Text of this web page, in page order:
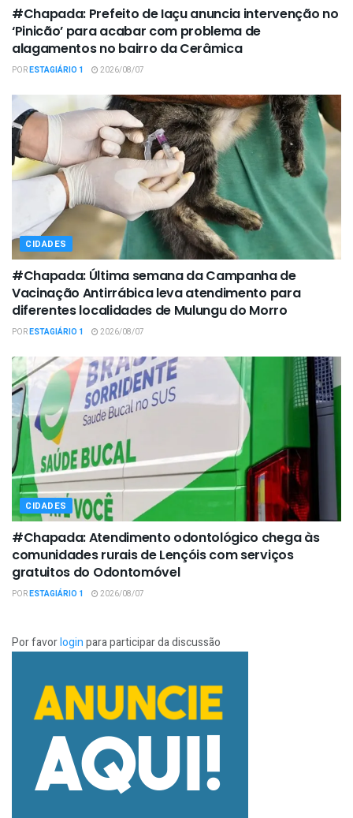
#Chapada: Prefeito de Iaçu anuncia intervenção no
‘Pinicão’ para acabar com problema de
alagamentos no bairro da Cerâmica
PORESTAGIÁRIO 1 2026/08/07
CIDADES
#Chapada: Última semana da Campanha de
Vacinação Antirrábica leva atendimento para
diferentes localidades de Mulungu do Morro
PORESTAGIÁRIO 1 2026/08/07
CIDADES
#Chapada: Atendimento odontológico chega às
comunidades rurais de Lençóis com serviços
gratuitos do Odontomóvel
PORESTAGIÁRIO 1 2026/08/07
Por favorloginpara participar da discussão